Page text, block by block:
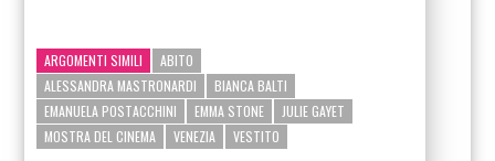
ARGOMENTI SIMILI
ABITO
ALESSANDRA MASTRONARDI
BIANCA BALTI
EMANUELA POSTACCHINI
EMMA STONE
JULIE GAYET
MOSTRA DEL CINEMA
VENEZIA VESTITO